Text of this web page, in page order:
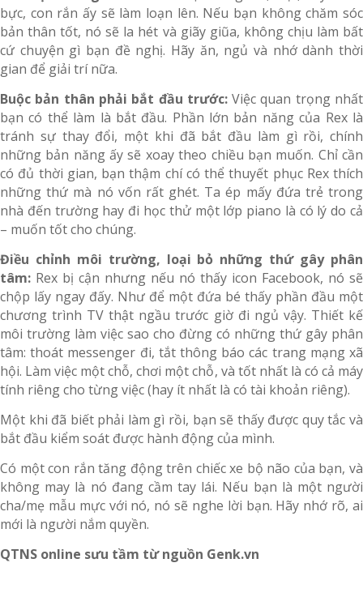
bực, con rắn ấy sẽ làm loạn lên. Nếu bạn không chăm sóc
bản thân tốt, nó sẽ la hét và giãy giũa, không chịu làm bất
cứ chuyện gì bạn đề nghị. Hãy ăn, ngủ và nhớ dành thời
gian để giải trí nữa.
Buộc bản thân phải bắt đầu trước:Việc quan trọng nhất
bạn có thể làm là bắt đầu. Phần lớn bản năng của Rex là
tránh sự thay đổi, một khi đã bắt đầu làm gì rồi, chính
những bản năng ấy sẽ xoay theo chiều bạn muốn. Chỉ cần
có đủ thời gian, bạn thậm chí có thể thuyết phục Rex thích
những thứ mà nó vốn rất ghét. Ta ép mấy đứa trẻ trong
nhà đến trường hay đi học thử một lớp piano là có lý do cả
– muốn tốt cho chúng.
Điều chỉnh môi trường, loại bỏ những thứ gây phân
tâm: Rex bị cận nhưng nếu nó thấy icon Facebook, nó sẽ
chộp lấy ngay đấy. Như để một đứa bé thấy phần đầu một
chương trình TV thật ngầu trước giờ đi ngủ vậy. Thiết kế
môi trường làm việc sao cho đừng có những thứ gây phân
tâm: thoát messenger đi, tắt thông báo các trang mạng xã
hội. Làm việc một chỗ, chơi một chỗ, và tốt nhất là có cả máy
tính riêng cho từng việc (hay ít nhất là có tài khoản riêng).
Một khi đã biết phải làm gì rồi, bạn sẽ thấy được quy tắc và
bắt đầu kiểm soát được hành động của mình.
Có một con rắn tăng động trên chiếc xe bộ não của bạn, và
không may là nó đang cầm tay lái. Nếu bạn là một người
cha/mẹ mẫu mực với nó, nó sẽ nghe lời bạn. Hãy nhớ rõ, ai
mới là người nắm quyền.
QTNS online sưu tầm từ nguồn Genk.vn